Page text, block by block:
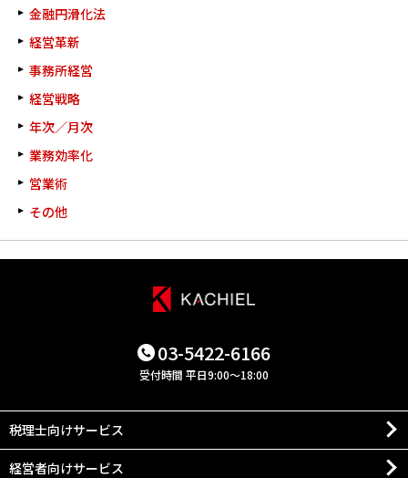
金融円滑化法
経営革新
事務所経営
経営戦略
年次／月次
業務効率化
営業術
その他
03-5422-6166
受付時間 平日9:00～18:00
税理士向けサービス
経営者向けサービス